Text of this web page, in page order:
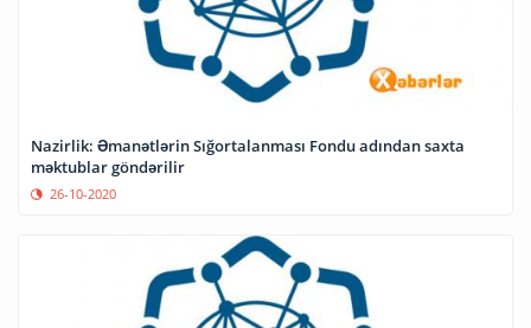
Nazirlik: Əmanətlərin Sığortalanması Fondu adından saxta
məktublar göndərilir
26-10-2020